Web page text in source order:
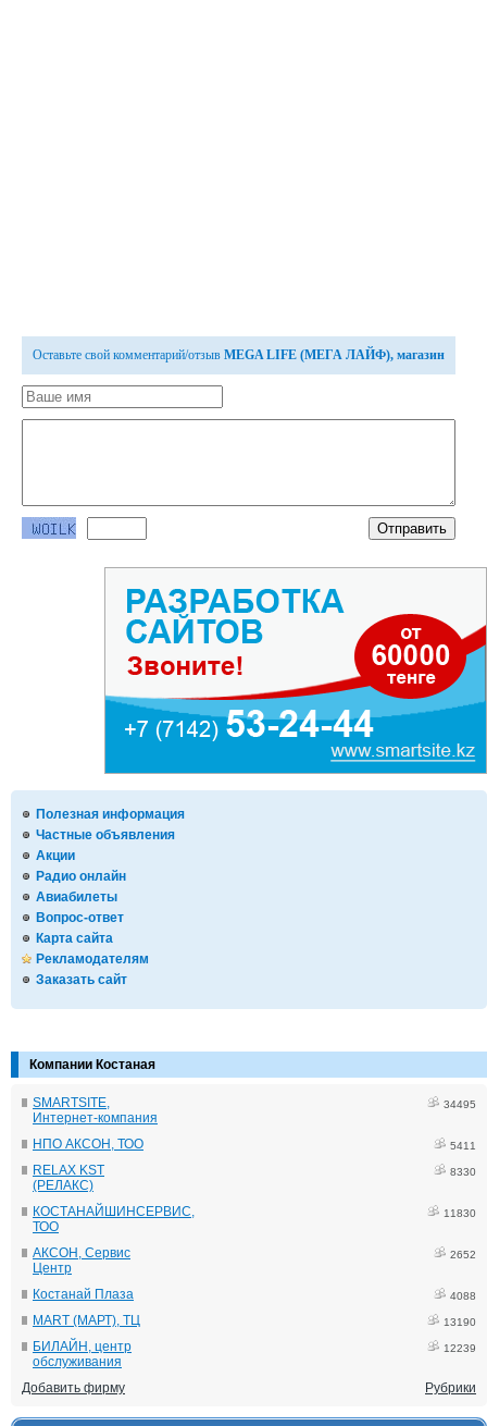
Полезная информация
Частные объявления
Акции
Радио онлайн
Авиабилеты
Вопрос-ответ
Карта сайта
Рекламодателям
Заказать сайт
Компании Костаная
SMARTSITE,
Интернет-компания
34495
НПО АКСОН, ТОО 5411
RELAX KST
(РЕЛАКС)
8330
КОСТАНАЙШИНСЕРВИС,
ТОО
11830
АКСОН, Сервис
Центр
2652
Костанай Плаза 4088
MART (МАРТ), ТЦ 13190
БИЛАЙН, центр
обслуживания
12239
Добавить фирму Рубрики
Оставьте свой комментарий/отзыв MEGA LIFE (МЕГА ЛАЙФ), магазин